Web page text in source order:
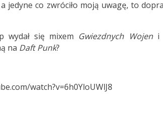
jedyne co zwróciło moją uwagę, to
się mixem Gwiezdnych Wojeni
na Daft Punk?
watch?v=6h0YloUWlJ8